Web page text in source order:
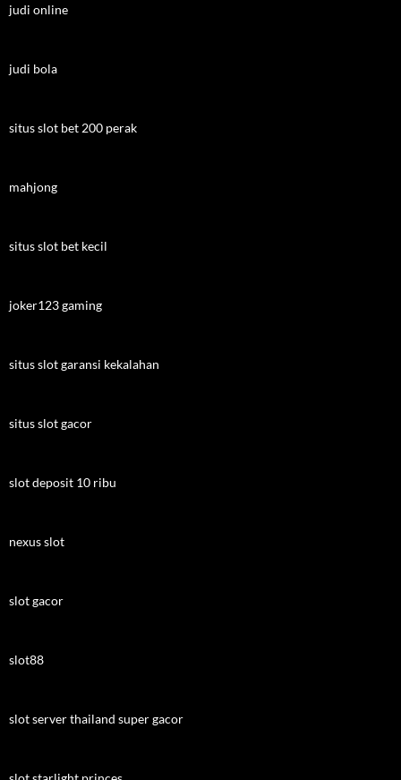
judi online
judi bola
situs slot bet 200 perak
mahjong
situs slot bet kecil
joker123 gaming
situs slot garansi kekalahan
situs slot gacor
slot deposit 10 ribu
nexus slot
slot gacor
slot88
slot server thailand super gacor